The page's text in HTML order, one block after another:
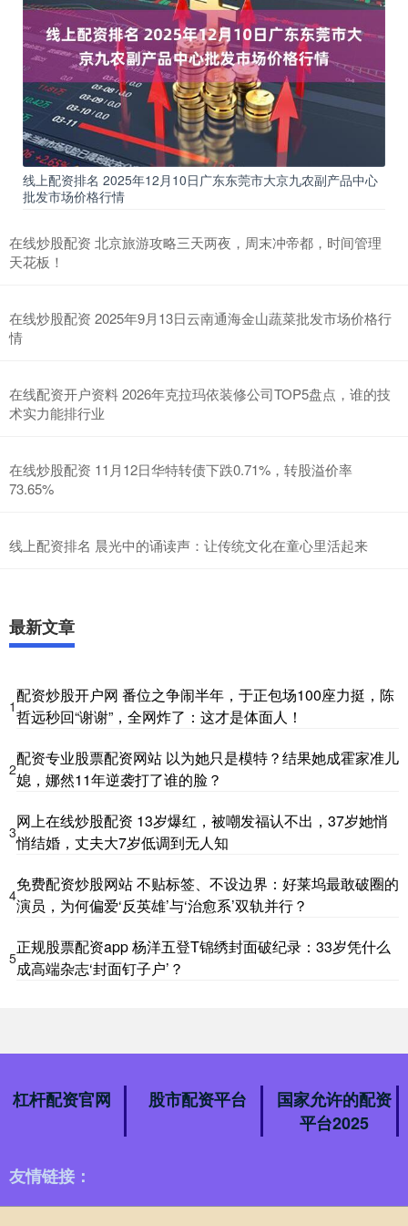
线上配资排名 2025年12月10日广东东莞市大京九农副产品中心
批发市场价格行情
在线炒股配资 北京旅游攻略三天两夜，周末冲帝都，时间管理
天花板！
在线炒股配资 2025年9月13日云南通海金山蔬菜批发市场价格行
情
在线配资开户资料 2026年克拉玛依装修公司TOP5盘点，谁的技
术实力能排行业
在线炒股配资 11月12日华特转债下跌0.71%，转股溢价率
73.65%
线上配资排名 晨光中的诵读声：让传统文化在童心里活起来
最新文章
1
配资炒股开户网 番位之争闹半年，于正包场100座力挺，陈
哲远秒回“谢谢”，全网炸了：这才是体面人！
2
配资专业股票配资网站 以为她只是模特？结果她成霍家准儿
媳，娜然11年逆袭打了谁的脸？
3
网上在线炒股配资 13岁爆红，被嘲发福认不出，37岁她悄
悄结婚，丈夫大7岁低调到无人知
4
免费配资炒股网站 不贴标签、不设边界：好莱坞最敢破圈的
演员，为何偏爱‘反英雄’与‘治愈系’双轨并行？
5
正规股票配资app 杨洋五登T锦绣封面破纪录：33岁凭什么
成高端杂志‘封面钉子户’？
杠杆配资官网 股市配资平台
国家允许的配资
平台2025
友情链接：